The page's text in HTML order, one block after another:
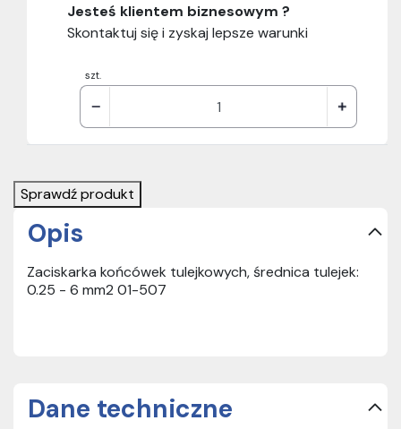
szt.
Jesteś klientem biznesowym ?
Skontaktuj się i zyskaj lepsze warunki
Sprawdź produkt
Opis
Zaciskarka końcówek tulejkowych, średnica tulejek:
0.25 - 6 mm2 01-507
Dane techniczne